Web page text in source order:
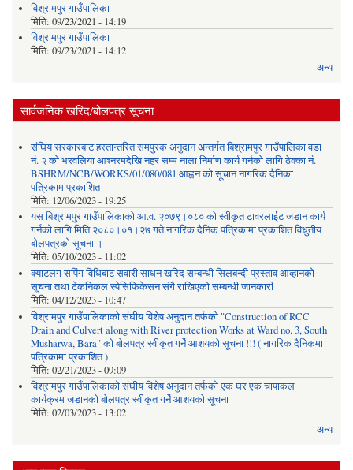
विश्रामपुर गाउँपालिका
मिति: 09/23/2021 - 14:19
विश्रामपुर गाउँपालिका
मिति: 09/23/2021 - 14:12
अन्य
सार्वजनिक खरिद/बोलपत्र सूचना
संघिय सरकारबाट हस्तान्तरित समपुरक अनुदान अन्तर्गत बिश्रामपुर गाउँपालिका वडा
नं. २ को भरवलिया आश्नरमदेखि नहर सम्म नाला निर्माण कार्य गर्नको लागि ठेक्का नं.
BSHRM/NCB/WORKS/01/080/081 आह्वन को सूचान नागरिक दैनिका
पत्रिकाम प्रकाशित
मिति: 12/06/2023 - 19:25
यस बिश्रामपुर गाउँपालिकाको आ.व. २०७९।०८० को स्वीकृत टावरलाईट जडान कार्य
गर्नको लागि मिति २०८०।०१।२७ गते नागरिक दैनिक पत्रिकामा प्रकाशित विधुतीय
बोलपत्रको सूचना ।
मिति: 05/10/2023 - 11:02
क्याटलग सपिंग विधिबाट सवारी साधन खरिद सम्बन्धी सिलबन्दी प्रस्ताव आव्हानको
सूचना तथा टेकनिकल स्पेसिफिकेसन संगै राखिएको सम्बन्धी जानकारी
मिति: 04/12/2023 - 10:47
विश्रामपुर गाउँपालिकाको संघीय विशेष अनुदान तर्फको "Construction of RCC
Drain and Culvert along with River protection Works at Ward no. 3, South
Musharwa, Bara" को बोलपत्र स्वीकृत गर्ने आशयको सूचना !!! ( नागरिक दैनिकमा
पत्रिकामा प्रकाशित )
मिति: 02/21/2023 - 09:09
विश्रामपुर गाउँपालिकाको संघीय विशेष अनुदान तर्फको एक घर एक चापाकल
कार्यक्रम जडानको बोलपत्र स्वीकृत गर्ने आशयको सूचना
मिति: 02/03/2023 - 13:02
अन्य